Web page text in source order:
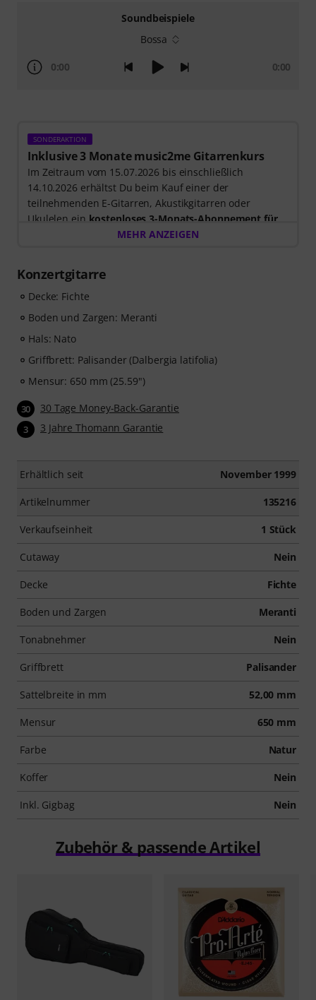
Soundbeispiele
Bossa
0:00 0:00
SONDERAKTION
Inklusive 3 Monate music2me Gitarrenkurs
Im Zeitraum vom 15.07.2026 bis einschließlich
14.10.2026 erhältst Du beim Kauf einer der
teilnehmenden E-Gitarren, Akustikgitarren oder
Ukulelen ein kostenloses 3-Monats-Abonnement für
einen Onlinekurs von music2me im Wert von EUR
zugesendet. Das music2me Abo endet nach Ablauf
automatisch.
Music2Me, dein Online-Lernportal für Musik mit einem
pädagogischen Konzept von studierten Musiklehrern.
Ausgezeichnet mit dem deutschen Bildungs-Award
2025/2026 in der Kategorie “E-Learning
Videolektionen für Anfänger und Fortgeschrittene – von
Pop, Rock und Blues bis Metal und mehr. Mit
persönlichem Support per Chat, Noten zum
Ausdrucken sowie intelligentem Videoplayer mit
MEHR ANZEIGEN
Konzertgitarre
Decke: Fichte
Boden und Zargen: Meranti
Hals: Nato
Griffbrett: Palisander (Dalbergia latifolia)
Mensur: 650 mm (25.59")
30 30 Tage Money-Back-Garantie
3 3 Jahre Thomann Garantie
Erhältlich seit November 1999
Artikelnummer 135216
Verkaufseinheit 1 Stück
Cutaway Nein
Decke Fichte
Boden und Zargen Meranti
Tonabnehmer Nein
Griffbrett Palisander
Sattelbreite in mm 52,00 mm
Mensur 650 mm
Farbe Natur
Koffer Nein
Inkl. Gigbag Nein
Zubehör & passende Artikel